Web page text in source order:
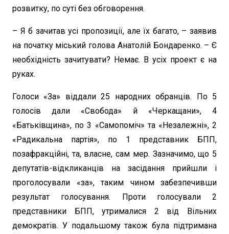
розвитку, по суті без обговорення.
– Я б зачитав усі пропозиції, але їх багато, – заявив
на початку міський голова Анатолій Бондаренко. – Є
необхідність зачитувати? Немає. В усіх проект є на
руках.
Голоси «За» віддали 25 народних обранців. По 5
голосів дали «Свобода» й «Черкащани», 4
«Батьківщина», по 3 «Самопоміч» та «Незалежні», 2
«Радикальна партія», по 1 представник БПП,
позафракційні, та, власне, сам мер. Зазначимо, що 5
депутатів-відкликанців на засідання прийшли і
проголосували «за», таким чином забезпечивши
результат голосування. Проти голосували 2
представники БПП, утрималися 2 від Вільних
демократів. У подальшому також була підтримана